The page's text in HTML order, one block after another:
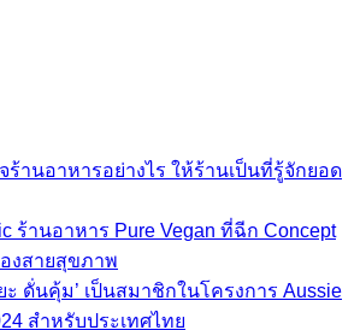
ร้านอาหารอย่างไร ให้ร้านเป็นที่รู้จักยอด
ร้านอาหาร Pure Vegan ที่ฉีก Concept
งสายสุขภาพ
ยะ ดั่นคุ้ม’ เป็นสมาชิกในโครงการ Aussie
สำหรับประเทศไทย